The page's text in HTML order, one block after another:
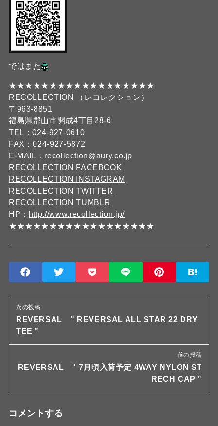
ではまた
★★★★★★★★★★★★★★★★★★
RECOLLECTION （レコレクション）
〒963-8851
福島県郡山市開成4丁目28-6
TEL：024-927-0610
FAX：024-927-5872
E-MAIL：recollection@aury.co.jp
RECOLLECTION FACEBOOK
RECOLLECTION INSTAGRAM
RECOLLECTION TWITTER
RECOLLECTION TUMBLR
HP： http://www.recollection.jp/
★★★★★★★★★★★★★★★★★★
次の投稿
REVERSAL " REVERSAL ALL STAR 22 DRY
TEE "
前の投稿
REVERSAL " 7月頃入荷予定 4WAY NYLON ST
RECH CAP "
コメントする